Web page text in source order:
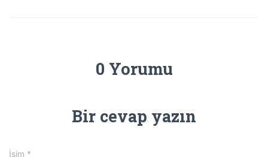
0 Yorumu
Bir cevap yazın
İsim *